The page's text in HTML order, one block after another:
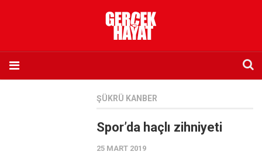
ŞÜKRÜ KANBER
Spor’da haçlı zihniyeti
25 MART 2019